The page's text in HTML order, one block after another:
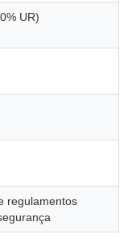
UR)
regulamentos